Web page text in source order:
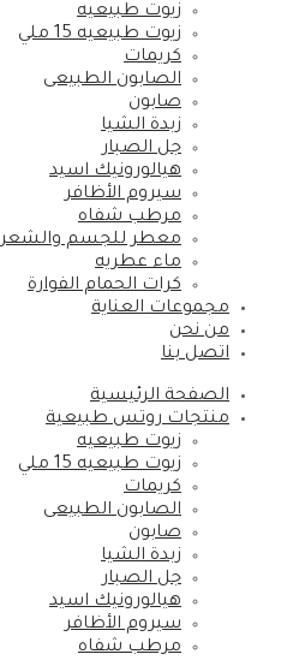
زيوت طبيعيه
زيوت طبيعيه 15 ملي
كريمات
الصابون الطبيعى
صابون
زبدة الشيا
جل الصبار
هيالورونيك اسيد
سيروم الأظافر
مرطب شفاه
معطر للجسم والشعر
ماء عطريه
كرات الحمام الفوارة
مجموعات العناية
من نحن
اتصل بنا
الصفحة الرئيسية
منتجات روتس طبيعية
زيوت طبيعيه
زيوت طبيعيه 15 ملي
كريمات
الصابون الطبيعى
صابون
زبدة الشيا
جل الصبار
هيالورونيك اسيد
سيروم الأظافر
مرطب شفاه